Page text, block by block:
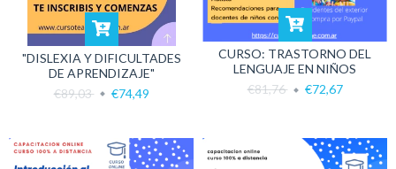
"DISLEXIA Y DIFICULTADES
DE APRENDIZAJE"
€89,03
€74,49
CURSO: TRASTORNO DEL
LENGUAJE EN NIÑOS
€81,76
€72,67